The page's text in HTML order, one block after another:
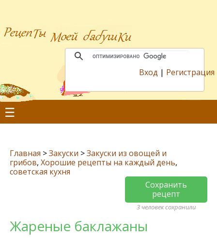
Вход | Регистрация
☰
Главная >Закуски >Закуски из овощей и
грибов, Хорошие рецепты на каждый день,
советская кухня
Сохранить
рецепт
3 человек сохранили
Жареные баклажаны